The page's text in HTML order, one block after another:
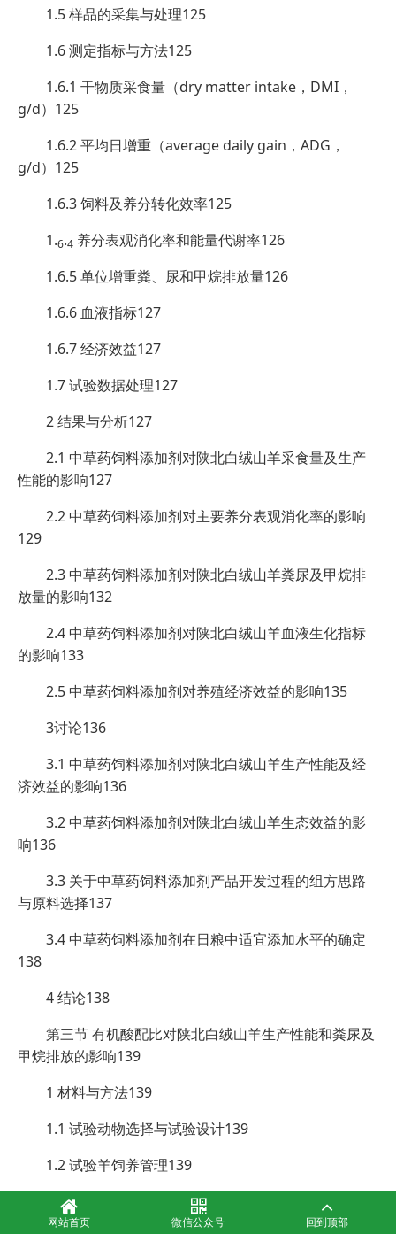
1.5 样品的采集与处理125
1.6 测定指标与方法125
1.6.1 干物质采食量（dry matter intake，DMI，
g/d）125
1.6.2 平均日增重（average daily gain，ADG，
g/d）125
1.6.3 饲料及养分转化效率125
1.6.4 养分表观消化率和能量代谢率126
1.6.5 单位增重粪、尿和甲烷排放量126
1.6.6 血液指标127
1.6.7 经济效益127
1.7 试验数据处理127
2 结果与分析127
2.1 中草药饲料添加剂对陕北白绒山羊采食量及生产
性能的影响127
2.2 中草药饲料添加剂对主要养分表观消化率的影响
129
2.3 中草药饲料添加剂对陕北白绒山羊粪尿及甲烷排
放量的影响132
2.4 中草药饲料添加剂对陕北白绒山羊血液生化指标
的影响133
2.5 中草药饲料添加剂对养殖经济效益的影响135
3讨论136
3.1 中草药饲料添加剂对陕北白绒山羊生产性能及经
济效益的影响136
3.2 中草药饲料添加剂对陕北白绒山羊生态效益的影
响136
3.3 关于中草药饲料添加剂产品开发过程的组方思路
与原料选择137
3.4 中草药饲料添加剂在日粮中适宜添加水平的确定
138
4 结论138
第三节 有机酸配比对陕北白绒山羊生产性能和粪尿及
甲烷排放的影响139
1 材料与方法139
1.1 试验动物选择与试验设计139
1.2 试验羊饲养管理139
1.3 消化代谢试验和甲烷排放量测定140
网站首页 微信公众号 回到顶部